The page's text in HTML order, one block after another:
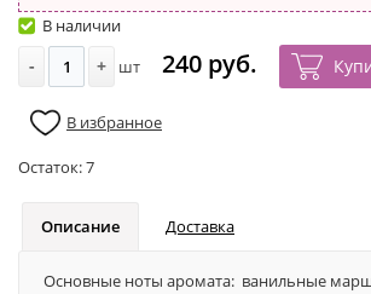
В наличии
- + шт 240 руб.
В избранное
Остаток:7
Описание Доставка
Основные ноты аромата: ванильные